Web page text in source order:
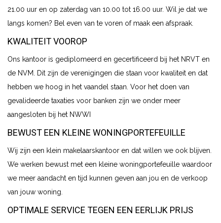
21.00 uur en op zaterdag van 10.00 tot 16.00 uur. Wil je dat we
langs komen? Bel even van te voren of maak een afspraak.
KWALITEIT VOOROP
Ons kantoor is gediplomeerd en gecertificeerd bij het NRVT en
de NVM. Dit zijn de verenigingen die staan voor kwaliteit en dat
hebben we hoog in het vaandel staan. Voor het doen van
gevalideerde taxaties voor banken zijn we onder meer
aangesloten bij het NWWI
BEWUST EEN KLEINE WONINGPORTEFEUILLE
Wij zijn een klein makelaarskantoor en dat willen we ook blijven.
We werken bewust met een kleine woningportefeuille waardoor
we meer aandacht en tijd kunnen geven aan jou en de verkoop
van jouw woning.
OPTIMALE SERVICE TEGEN EEN EERLIJK PRIJS